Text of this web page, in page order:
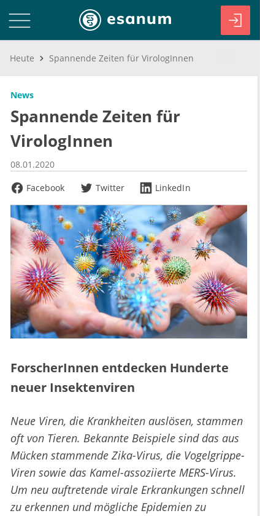
Heute Spannende Zeiten für VirologInnen
News
Spannende Zeiten für
VirologInnen
08.01.2020
Facebook
Twitter LinkedIn
ForscherInnen entdecken Hunderte
neuer Insektenviren
Neue Viren, die Krankheiten auslösen, stammen
oft von Tieren. Bekannte Beispiele sind das aus
Mücken stammende Zika-Virus, die Vogelgrippe-
Viren sowie das Kamel-assoziierte MERS-Virus.
Um neu auftretende virale Erkrankungen schnell
zu erkennen und mögliche Epidemien zu